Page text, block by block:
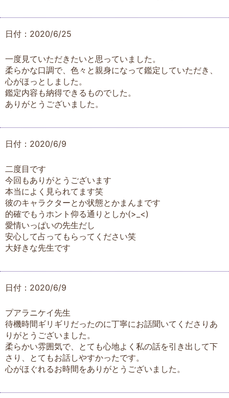
日付：2020/6/25
一度見ていただきたいと思っていました。
柔らかな口調で、色々と親身になって鑑定していただき、
心がほっとしました。
鑑定内容も納得できるものでした。
ありがとうございました。
日付：2020/6/9
二度目です
今回もありがとうございます
本当によく見られてます笑
彼のキャラクターとか状態とかまんまです
的確でもうホント仰る通りとしか(>_<)
愛情いっぱいの先生だし
安心して占ってもらってください笑
大好きな先生です
日付：2020/6/9
プアラニケイ先生
待機時間ギリギリだったのに丁寧にお話聞いてくださりあ
りがとうございました。
柔らかい雰囲気で、とても心地よく私の話を引き出して下
さり、とてもお話しやすかったです。
心がほぐれるお時間をありがとうございました。